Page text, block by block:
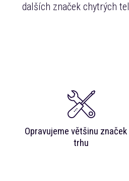
dalších značek chytrých
Opravujeme většinu značek
trhu